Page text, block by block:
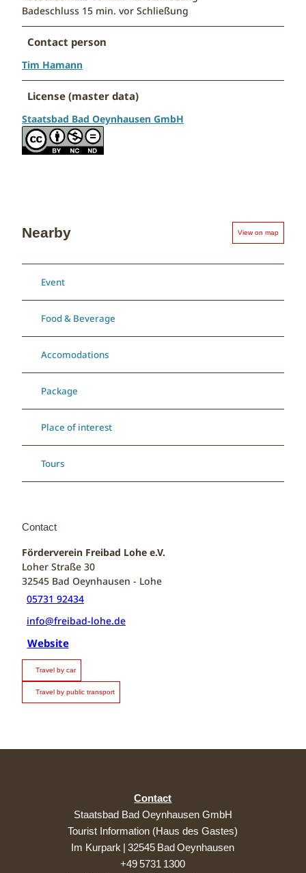
Badeschluss 15 min. vor Schließung
Contact person
Tim Hamann
License (master data)
Staatsbad Bad Oeynhausen GmbH
Nearby View on map
Event
Food & Beverage
Accomodations
Package
Place of interest
Tours
Contact
Förderverein Freibad Lohe e.V.
Loher Straße 30
32545 Bad Oeynhausen - Lohe
05731 92434
info@freibad-lohe.de
Website
Travel by car
Travel by public transport
Contact
Staatsbad Bad Oeynhausen GmbH
Tourist Information (Haus des Gastes)
Im Kurpark | 32545 Bad Oeynhausen
+49 5731 1300